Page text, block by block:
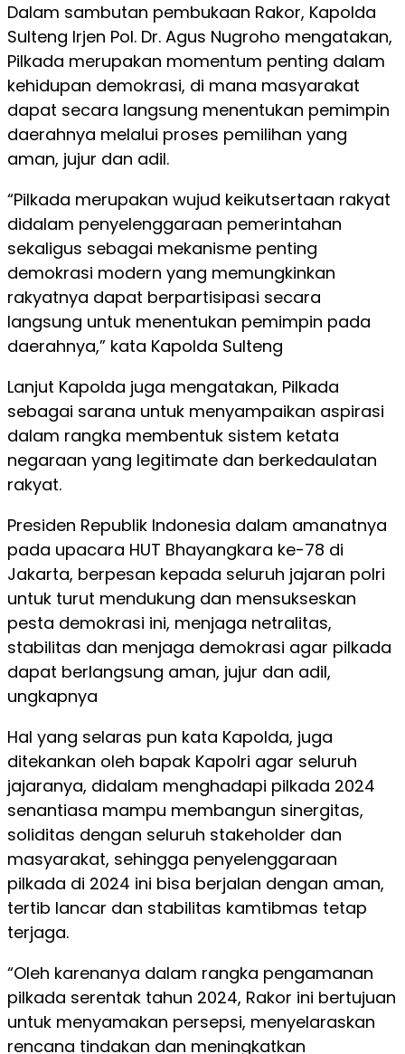
Dalam sambutan pembukaan Rakor, Kapolda
Sulteng Irjen Pol. Dr. Agus Nugroho mengatakan,
Pilkada merupakan momentum penting dalam
kehidupan demokrasi, di mana masyarakat
dapat secara langsung menentukan pemimpin
daerahnya melalui proses pemilihan yang
aman, jujur dan adil.
“Pilkada merupakan wujud keikutsertaan rakyat
didalam penyelenggaraan pemerintahan
sekaligus sebagai mekanisme penting
demokrasi modern yang memungkinkan
rakyatnya dapat berpartisipasi secara
langsung untuk menentukan pemimpin pada
daerahnya,” kata Kapolda Sulteng
Lanjut Kapolda juga mengatakan, Pilkada
sebagai sarana untuk menyampaikan aspirasi
dalam rangka membentuk sistem ketata
negaraan yang legitimate dan berkedaulatan
rakyat.
Presiden Republik Indonesia dalam amanatnya
pada upacara HUT Bhayangkara ke-78 di
Jakarta, berpesan kepada seluruh jajaran polri
untuk turut mendukung dan mensukseskan
pesta demokrasi ini, menjaga netralitas,
stabilitas dan menjaga demokrasi agar pilkada
dapat berlangsung aman, jujur dan adil,
ungkapnya
Hal yang selaras pun kata Kapolda, juga
ditekankan oleh bapak Kapolri agar seluruh
jajaranya, didalam menghadapi pilkada 2024
senantiasa mampu membangun sinergitas,
soliditas dengan seluruh stakeholder dan
masyarakat, sehingga penyelenggaraan
pilkada di 2024 ini bisa berjalan dengan aman,
tertib lancar dan stabilitas kamtibmas tetap
terjaga.
“Oleh karenanya dalam rangka pengamanan
pilkada serentak tahun 2024, Rakor ini bertujuan
untuk menyamakan persepsi, menyelaraskan
rencana tindakan dan meningkatkan